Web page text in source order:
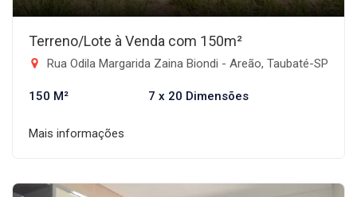
Terreno/Lote à Venda com 150m²
Rua Odila Margarida Zaina Biondi - Areão, Taubaté-SP
150 M² 7 x 20 Dimensões
Mais informações